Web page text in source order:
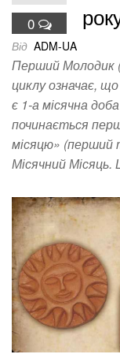
0
Від ADM-UA
Перший Молодик
циклу означає,
є 1-а місячна
починається
місяцю» (перший
Місячний